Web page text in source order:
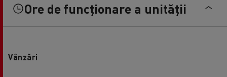
Ore de funcționare a unității
Vânzări